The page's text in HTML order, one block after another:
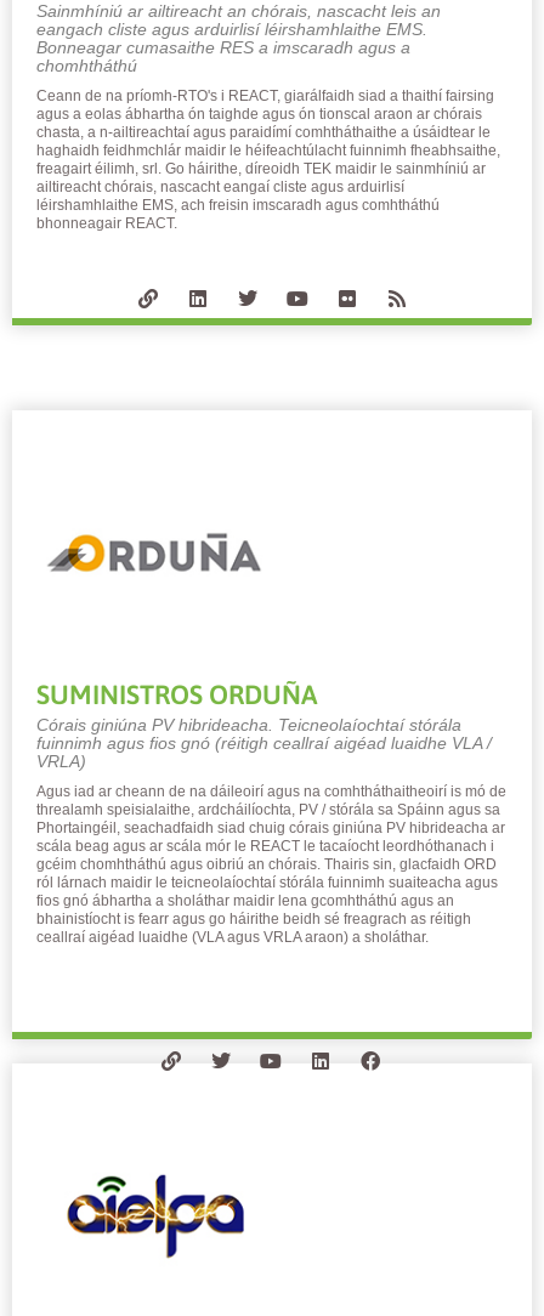
Sainmhíniú ar ailtireacht an chórais, nascacht leis an
eangach cliste agus arduirlisí léirshamhlaithe EMS.
Bonneagar cumasaithe RES a imscaradh agus a
chomhtháthú
Ceann de na príomh-RTO's i REACT, giarálfaidh siad a thaithí fairsing
agus a eolas ábhartha ón taighde agus ón tionscal araon ar chórais
chasta, a n-ailtireachtaí agus paraidímí comhtháthaithe a úsáidtear le
haghaidh feidhmchlár maidir le héifeachtúlacht fuinnimh fheabhsaithe,
freagairt éilimh, srl. Go háirithe, díreoidh TEK maidir le sainmhíniú ar
ailtireacht chórais, nascacht eangaí cliste agus arduirlisí
léirshamhlaithe EMS, ach freisin imscaradh agus comhtháthú
bhonneagair REACT.
SUMINISTROS ORDUÑA
Córais giniúna PV hibrideacha. Teicneolaíochtaí stórála
fuinnimh agus fios gnó (réitigh ceallraí aigéad luaidhe VLA /
VRLA)​
Agus iad ar cheann de na dáileoirí agus na comhtháthaitheoirí is mó de
threalamh speisialaithe, ardcháilíochta, PV / stórála sa Spáinn agus sa
Phortaingéil, seachadfaidh siad chuig córais giniúna PV hibrideacha ar
scála beag agus ar scála mór le REACT le tacaíocht leordhóthanach i
gcéim chomhtháthú agus oibriú an chórais. Thairis sin, glacfaidh ORD
ról lárnach maidir le teicneolaíochtaí stórála fuinnimh suaiteacha agus
fios gnó ábhartha a sholáthar maidir lena gcomhtháthú agus an
bhainistíocht is fearr agus go háirithe beidh sé freagrach as réitigh
ceallraí aigéad luaidhe (VLA agus VRLA araon) a sholáthar.